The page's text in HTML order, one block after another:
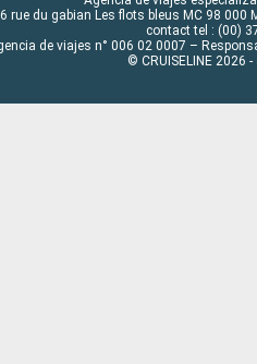
rue du gabian Les flots bleus MC 98 000
contact tel : (00)
de viajes n° 006 02 0007 –
© CRUISELINE 2026